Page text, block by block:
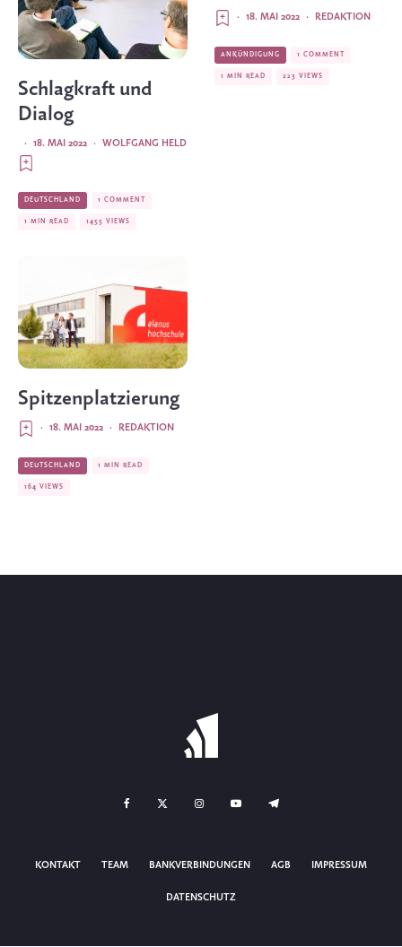
Schlagkraft und
Dialog
WOLFGANG HELD
·
18. MAI 2022
·
DEUTSCHLAND 1 COMMENT
1 MIN READ 1455 VIEWS
Spitzenplatzierung
REDAKTION
·
18. MAI 2022
·
DEUTSCHLAND 1 MIN READ
164 VIEWS
REDAKTION
REDAKTION
·
18. MAI 2022
·
ANKÜNDIGUNG 1 COMMENT
1 MIN READ 223 VIEWS